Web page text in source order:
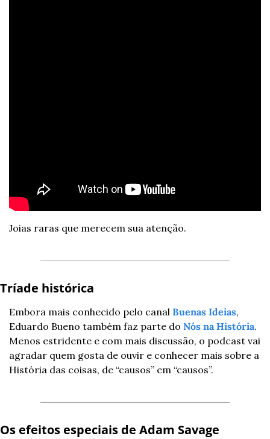
Joias raras que merecem sua atenção.
Tríade histórica
Embora mais conhecido pelo canal Buenas Ideias,
Eduardo Bueno também faz parte do Nós na História.
Menos estridente e com mais discussão, o podcast vai
agradar quem gosta de ouvir e conhecer mais sobre a
História das coisas, de “causos” em “causos”.
Os efeitos especiais de Adam Savage